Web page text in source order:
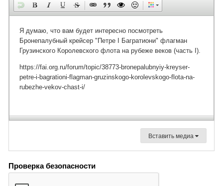
Вставить медиа
Проверка безопасности